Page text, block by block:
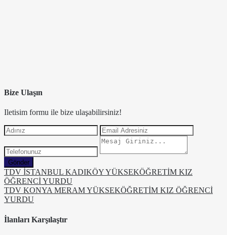
Bize Ulaşın
Iletisim formu ile bize ulaşabilirsiniz!
Gönder
TDV İSTANBUL KADIKÖY YÜKSEKÖĞRETİM KIZ
ÖĞRENCİ YURDU
TDV KONYA MERAM YÜKSEKÖĞRETİM KIZ ÖĞRENCİ
YURDU
İlanları Karşılaştır